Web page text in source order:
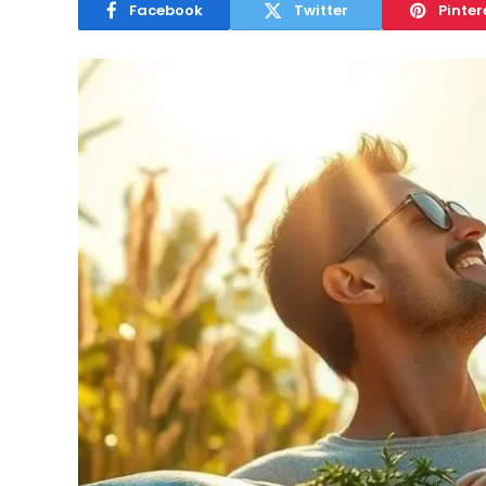
Facebook Twitter